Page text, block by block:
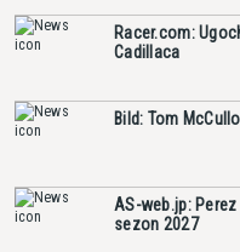
Racer.com:
Cadillaca
Bild: Tom
AS-web.jp:
sezon 2027